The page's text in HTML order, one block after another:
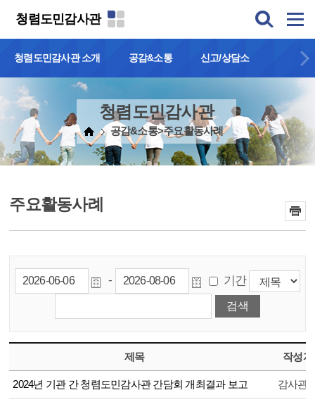
청렴도민감사관
청렴도민감사관 소개 공감&소통 신고/상담소
청렴도민감사관
공감&소통>주요활동사례
주요활동사례
- 기간
제목 작성자
2024년 기관 간 청렴도민감사관 간담회 개최결과 보고 감사관